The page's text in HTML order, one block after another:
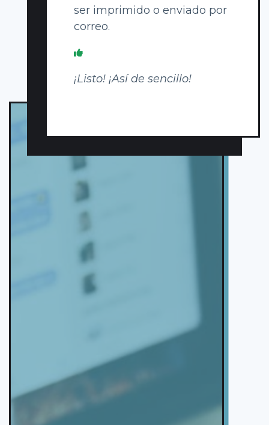
ser imprimido o enviado por
correo.
¡Listo! ¡Así de sencillo!